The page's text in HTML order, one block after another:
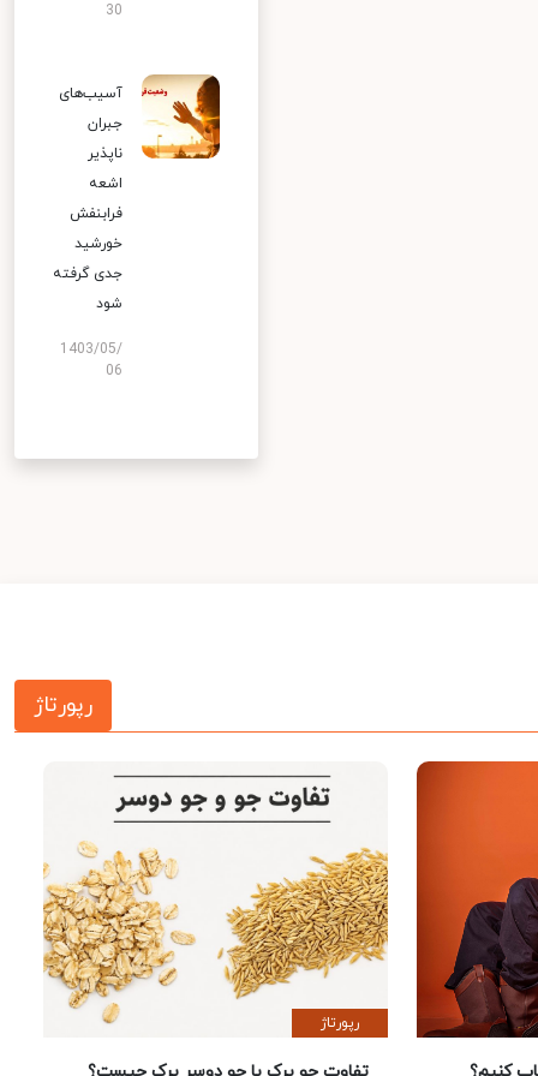
30
آسیب‌های
جبران
ناپذیر
اشعه
فرابنفش
خورشید
جدی گرفته
شود
1403/05/
06
رپورتاژ
رپورتاژ